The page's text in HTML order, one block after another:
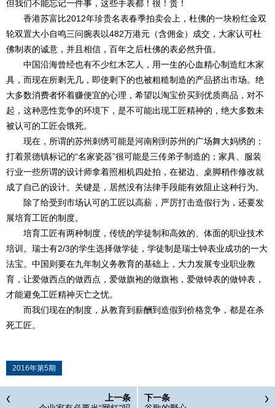
但我们不能忘记一件事，这些手表都！很！贵！
香港苏富比2012年珍贵名表春季拍卖会上，杜佛的一块粉红金双
轮双置大小自鸣三问腕表以482万港元（含佣金）成交，大家认可杜
佛制表的诚意，并且相信，百年之后杜佛的表必然升值。
中国沿海曾经也有不少红木艺人，用一生的心血精心制造红木家
具，而现在所剩无几，即使剩下的也被粗糙制造的产品挤出市场。绝
大多数消费者怀着赚便宜的心理，希望以淘宝价买到优质商品，对不
起，这种恶性竞争的环境下，是不可能出现工匠精神的，绝大多数未
被认可的工匠会饿死。
现在，所谓的苏州刺绣可能是河南刚到苏州的广场舞大妈绣的；
打着景德镇标记的“名家瓷器”很可能是三传弟子制造的；家具、服装
行业一些所谓的设计师拿着照相机四处拍，在裙边、桌脚稍作修改就
成了自己的设计。关键是，居然没有法律手段能有效阻止这种行为。
除了给受到市场认可的工匠以高薪，严厉打击造假行为，还要发
展培育工匠的制度。
培育工匠有两种制度，传统的学徒制和高效的、体面的职业技术
培训。瑞士有2/3的学生选择做学徒，学徒制是瑞士钟表业成功的一大
法宝。中国则要在九年制义务教育的基础上，大力发展专业职业教
育，让爱做西点的做西点，爱做旗袍的做旗袍，爱做钟表的做钟表，
才能避免工匠精神灭亡之忧。
而我们现在的制度，从教育到薪酬到造假到价格竞争，都是在杀
死工匠。
2016年第5期
上一条
下一条